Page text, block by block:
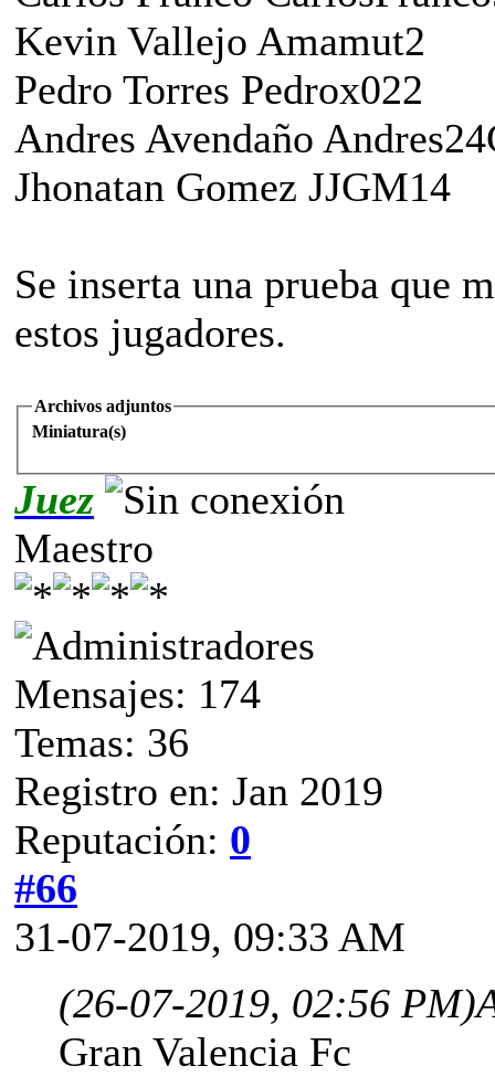
Kevin Vallejo Amamut2
Pedro Torres Pedrox022
Andres Avendaño
Jhonatan Gomez JJGM14
Se inserta una prueba que
estos jugadores.
Archivos adjuntos
Miniatura(s)
Juez
Maestro
Mensajes: 174
Temas: 36
Registro en: Jan 2019
Reputación: 0
#66
31-07-2019, 09:33 AM
(26-07-2019, 02:56 PM)
Gran Valencia Fc